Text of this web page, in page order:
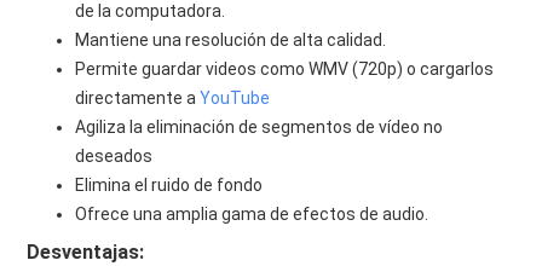
de la computadora.
Mantiene una resolución de alta calidad.
Permite guardar videos como WMV (720p) o cargarlos
directamente aYouTube
Agiliza la eliminación de segmentos de vídeo no
deseados
Elimina el ruido de fondo
Ofrece una amplia gama de efectos de audio.
Desventajas: